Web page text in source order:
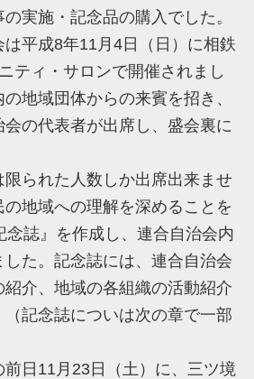
実施・記念品の購入でした。
平成8年11月4日（日）に相鉄
ティ・サロンで開催されまし
地域団体からの来賓を招き、
の代表者が出席し、盛会裏に
られた人数しか出席出来ませ
地域への理解を深めることを
念誌』を作成し、連合自治会内
た。記念誌には、連合自治会
介、地域の各組織の活動紹介
記念誌についは次の章で一部
日11月23日（土）に、三ツ境